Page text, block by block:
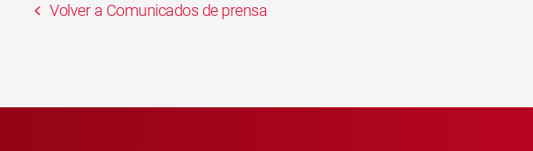
Volver a Comunicados de prensa